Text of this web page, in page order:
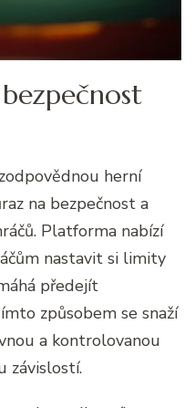
herní
na bezpečnost a
Platforma nabízí
nastavit si limity
předejít
způsobem se snaží
a kontrolovanou
závislostí.